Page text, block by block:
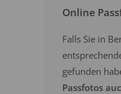
Online
Falls Sie in
gefunden
Passfotos